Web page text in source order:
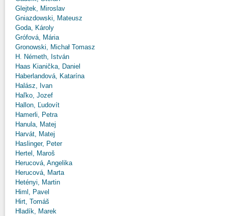
Glejtek, Miroslav
Gniazdowski, Mateusz
Goda, Károly
Grófová, Mária
Gronowski, Michał Tomasz
H. Németh, István
Haas Kianička, Daniel
Haberlandová, Katarína
Halász, Ivan
Haľko, Jozef
Hallon, Ľudovít
Hamerli, Petra
Hanula, Matej
Harvát, Matej
Haslinger, Peter
Hertel, Maroš
Herucová, Angelika
Herucová, Marta
Hetényi, Martin
Himl, Pavel
Hirt, Tomáš
Hladík, Marek